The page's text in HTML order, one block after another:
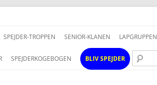
til
SPEJDER-TROPPEN SENIOR-KLANEN LAPGRUPPEN
SPEJDERKOGEBOGEN BLIV SPEJDER